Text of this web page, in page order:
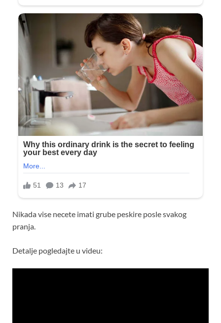
Nikada vise necete imati grube peskire posle svakog
pranja.
Detalje pogledajte u videu: